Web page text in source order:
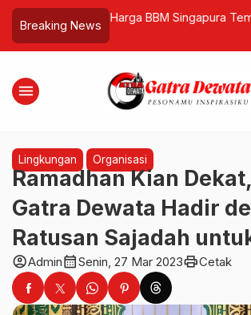
Breaking News
Gianyar Buka
Mewah yang
Pondok Wisata
Harga BBM Singapura
Harga di Tengah
APBN
menu
Lingkungan Organisasi
Ramadhan Kian
Gatra Dewata Hadir
Ratusan Sajadah
account_circleAdmincalendar_monthSenin, 27 Mar 2023printCetak